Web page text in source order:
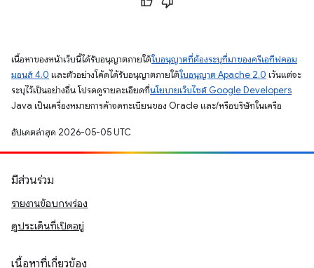
เนื้อหาของหน้าเว็บนี้ได้รับอนุญาตภายใต้ใบอนุญาตที่ต้องระบุที่มาของครีเอทีฟคอม
มอนส์ 4.0 และตัวอย่างโค้ดได้รับอนุญาตภายใต้ใบอนุญาต Apache 2.0 เว้นแต่จะ
ระบุไว้เป็นอย่างอื่น โปรดดูรายละเอียดที่นโยบายเว็บไซต์ Google Developers
Java เป็นเครื่องหมายการค้าจดทะเบียนของ Oracle และ/หรือบริษัทในเครือ
อัปเดตล่าสุด 2026-05-05 UTC
มีส่วนร่วม
รายงานข้อบกพร่อง
ดูประเด็นที่เปิดอยู่
เนื้อหาที่เกี่ยวข้อง